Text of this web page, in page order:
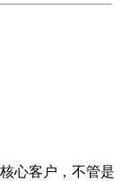
心客户，不管是